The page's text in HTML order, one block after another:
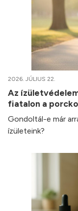
2026. JÚLIUS 22.
Az
fiatalon a
Gondoltál-e már
ízületeink?